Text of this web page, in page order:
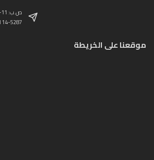
ص.ب: 11-2893 رياض الصلح
14-5287 المزرعة
موقعنا على الخريطة